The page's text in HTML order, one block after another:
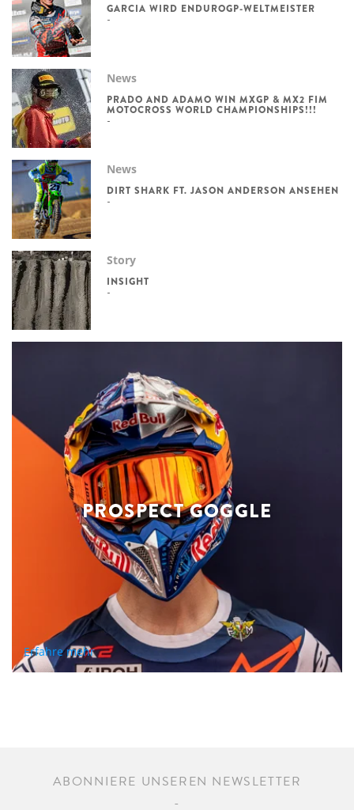
GARCIA WIRD ENDUROGP-WELTMEISTER
News
PRADO AND ADAMO WIN MXGP & MX2 FIM
MOTOCROSS WORLD CHAMPIONSHIPS!!!
News
DIRT SHARK FT. JASON ANDERSON ANSEHEN
Story
INSIGHT
PROSPECT GOGGLE
Erfahre mehr
ABONNIERE UNSEREN NEWSLETTER